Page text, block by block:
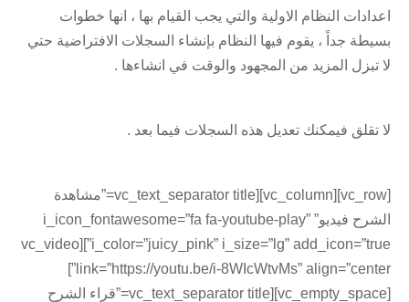
اعدادات النظام الاولية والتي يجب القيام بها ، انها خطوات
بسيطة جداً ، يقوم فيها النظام بإنشاء السجلات الافتراضية حتي
لا تبزل المزيد من المجهود والوقت في انشاءها .
لا تقلق فيمكنك تعديل هذه السجلات فيما بعد .
[vc_row][vc_column][vc_text_separator title=”مشاهدة
الشرح فيديو” i_icon_fontawesome=”fa fa-youtube-play”
i_color=”juicy_pink” i_size=”lg” add_icon=”true”][vc_video
link=”https://youtu.be/i-8WIcWtvMs” align=”center”]
[vc_empty_space][vc_text_separator title=”قراء الشرح